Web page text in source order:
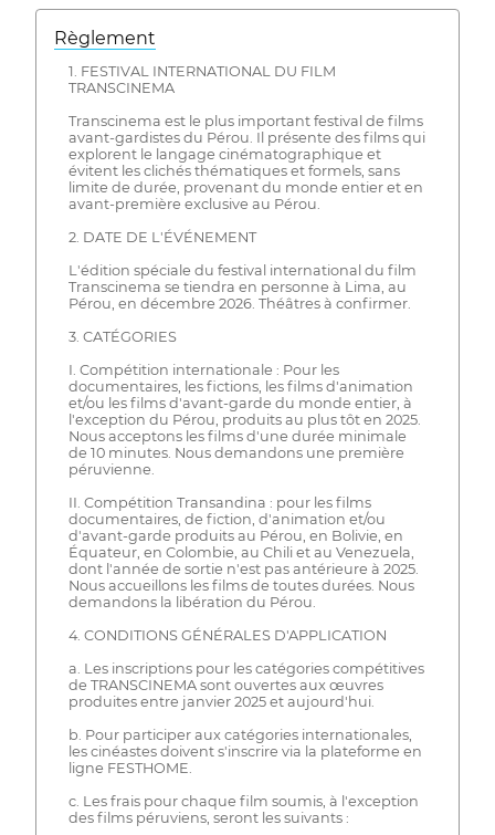
Règlement
1. FESTIVAL INTERNATIONAL DU FILM
TRANSCINEMA
Transcinema est le plus important festival de films
avant-gardistes du Pérou. Il présente des films qui
explorent le langage cinématographique et
évitent les clichés thématiques et formels, sans
limite de durée, provenant du monde entier et en
avant-première exclusive au Pérou.
2. DATE DE L'ÉVÉNEMENT
L'édition spéciale du festival international du film
Transcinema se tiendra en personne à Lima, au
Pérou, en décembre 2026. Théâtres à confirmer.
3. CATÉGORIES
I. Compétition internationale : Pour les
documentaires, les fictions, les films d'animation
et/ou les films d'avant-garde du monde entier, à
l'exception du Pérou, produits au plus tôt en 2025.
Nous acceptons les films d'une durée minimale
de 10 minutes. Nous demandons une première
péruvienne.
II. Compétition Transandina : pour les films
documentaires, de fiction, d'animation et/ou
d'avant-garde produits au Pérou, en Bolivie, en
Équateur, en Colombie, au Chili et au Venezuela,
dont l'année de sortie n'est pas antérieure à 2025.
Nous accueillons les films de toutes durées. Nous
demandons la libération du Pérou.
4. CONDITIONS GÉNÉRALES D'APPLICATION
a. Les inscriptions pour les catégories compétitives
de TRANSCINEMA sont ouvertes aux œuvres
produites entre janvier 2025 et aujourd'hui.
b. Pour participer aux catégories internationales,
les cinéastes doivent s'inscrire via la plateforme en
ligne FESTHOME.
c. Les frais pour chaque film soumis, à l'exception
des films péruviens, seront les suivants :